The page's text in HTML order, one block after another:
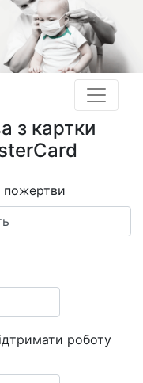
з картки
пожертви
роботу